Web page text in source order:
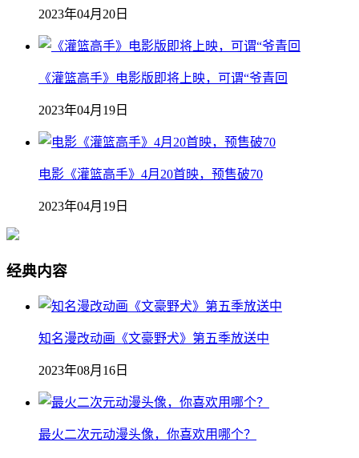
2023年04月20日
《灌篮高手》电影版即将上映，可谓“爷青回
2023年04月19日
电影《灌篮高手》4月20首映，预售破70
2023年04月19日
经典内容
知名漫改动画《文豪野犬》第五季放送中
2023年08月16日
最火二次元动漫头像，你喜欢用哪个？